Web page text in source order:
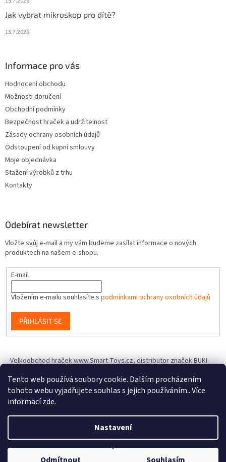
Tento web používá soubory cookie. Dalším procházením
tohoto webu vyjadřujete souhlas s jejich používáním.. Více
informacízde.
Nastavení
Jak vybrat mikroskop pro dítě?
13.7.2026
Informace pro vás
Hodnocení obchodu
Možnosti doručení
Obchodní podmínky
Bezpečnost hraček a udržitelnost
Zásady ochrany osobních údajů
Odstoupení od kupní smlouvy
Moje objednávka
Stažení výrobků z trhu
Kontakty
Odebírat newsletter
Vložte svůj e-mail a my vám budeme zasílat informace o nových
produktech na našem e-shopu.
E-mail
Vložením e-mailu souhlasíte s podmínkami ochrany osobních údajů
PŘIHLÁSIT SE
Velkoobchod hraček www.Smart-Toys.cz, distributor značek BUKI
Copyright 2026IQhracky.cz. Všechna práva vyhrazena.Upravit